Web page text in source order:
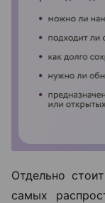
Отдельно
самых